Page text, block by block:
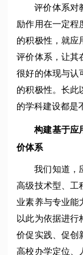
评价体系对
励作用在一定程
的积极性，就应
评价体系，让其
很好的体现与认
的积极性。长此
的学科建设都是
构建基于应
价体系
我们知道，
高级技术型、工
业素养与专业能
以此为依据进行
价促实践、促创
高校办学定位、